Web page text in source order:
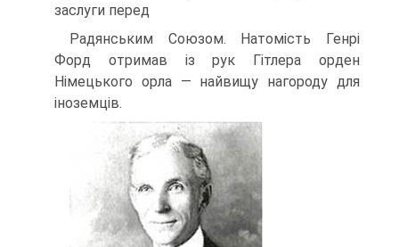
заслуги перед
Радянським Союзом. Натомість Генрі
Форд отримав із рук Гітлера орден
Німецького орла — найвищу нагороду для
іноземців.